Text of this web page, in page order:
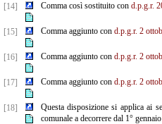
[14] Comma così sostituito con d.p.g.r.
[15] Comma aggiunto con d.p.g.r. 2
[16] Comma aggiunto con d.p.g.r. 2
[17] Comma aggiunto con d.p.g.r. 2
[18]
Questa disposizione si applica ai
comunale a decorrere dal 1°